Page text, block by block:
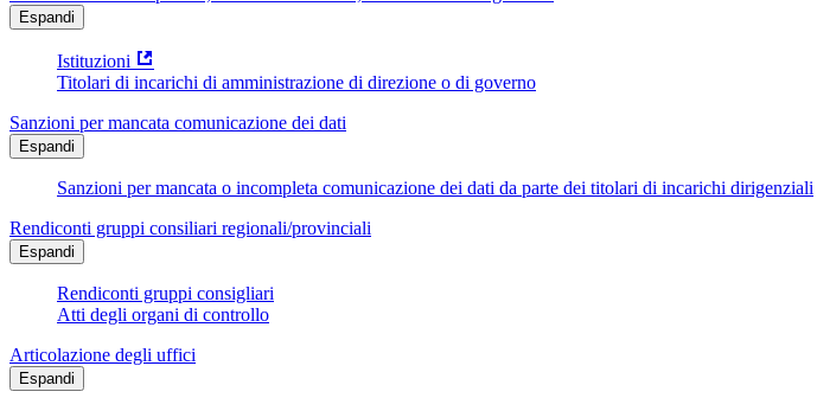
Espandi
Istituzioni
Titolari di incarichi di amministrazione di direzione o di governo
Sanzioni per mancata comunicazione dei dati
Espandi
Sanzioni per mancata o incompleta comunicazione dei dati da parte dei titolari di incarichi dirigenziali
Rendiconti gruppi consiliari regionali/provinciali
Espandi
Rendiconti gruppi consigliari
Atti degli organi di controllo
Articolazione degli uffici
Espandi